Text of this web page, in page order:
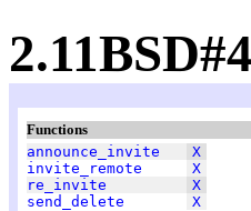
Functions
announce_invite
X
invite_remote
X
re_invite
X
send_delete
X